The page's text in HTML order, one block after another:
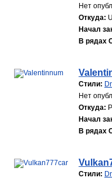
Нет
Откуда:
Начал
В рядах
Стили:
Нет
Откуда:
Начал
В рядах
Стили: